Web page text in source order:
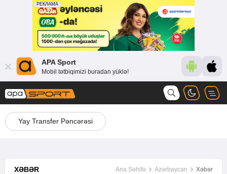
APA Sport
Mobil tətbiqimizi buradan yüklə!
Yay Transfer Pəncərəsi
XƏBƏR Ana Səhifə Azərbaycan Xəbər